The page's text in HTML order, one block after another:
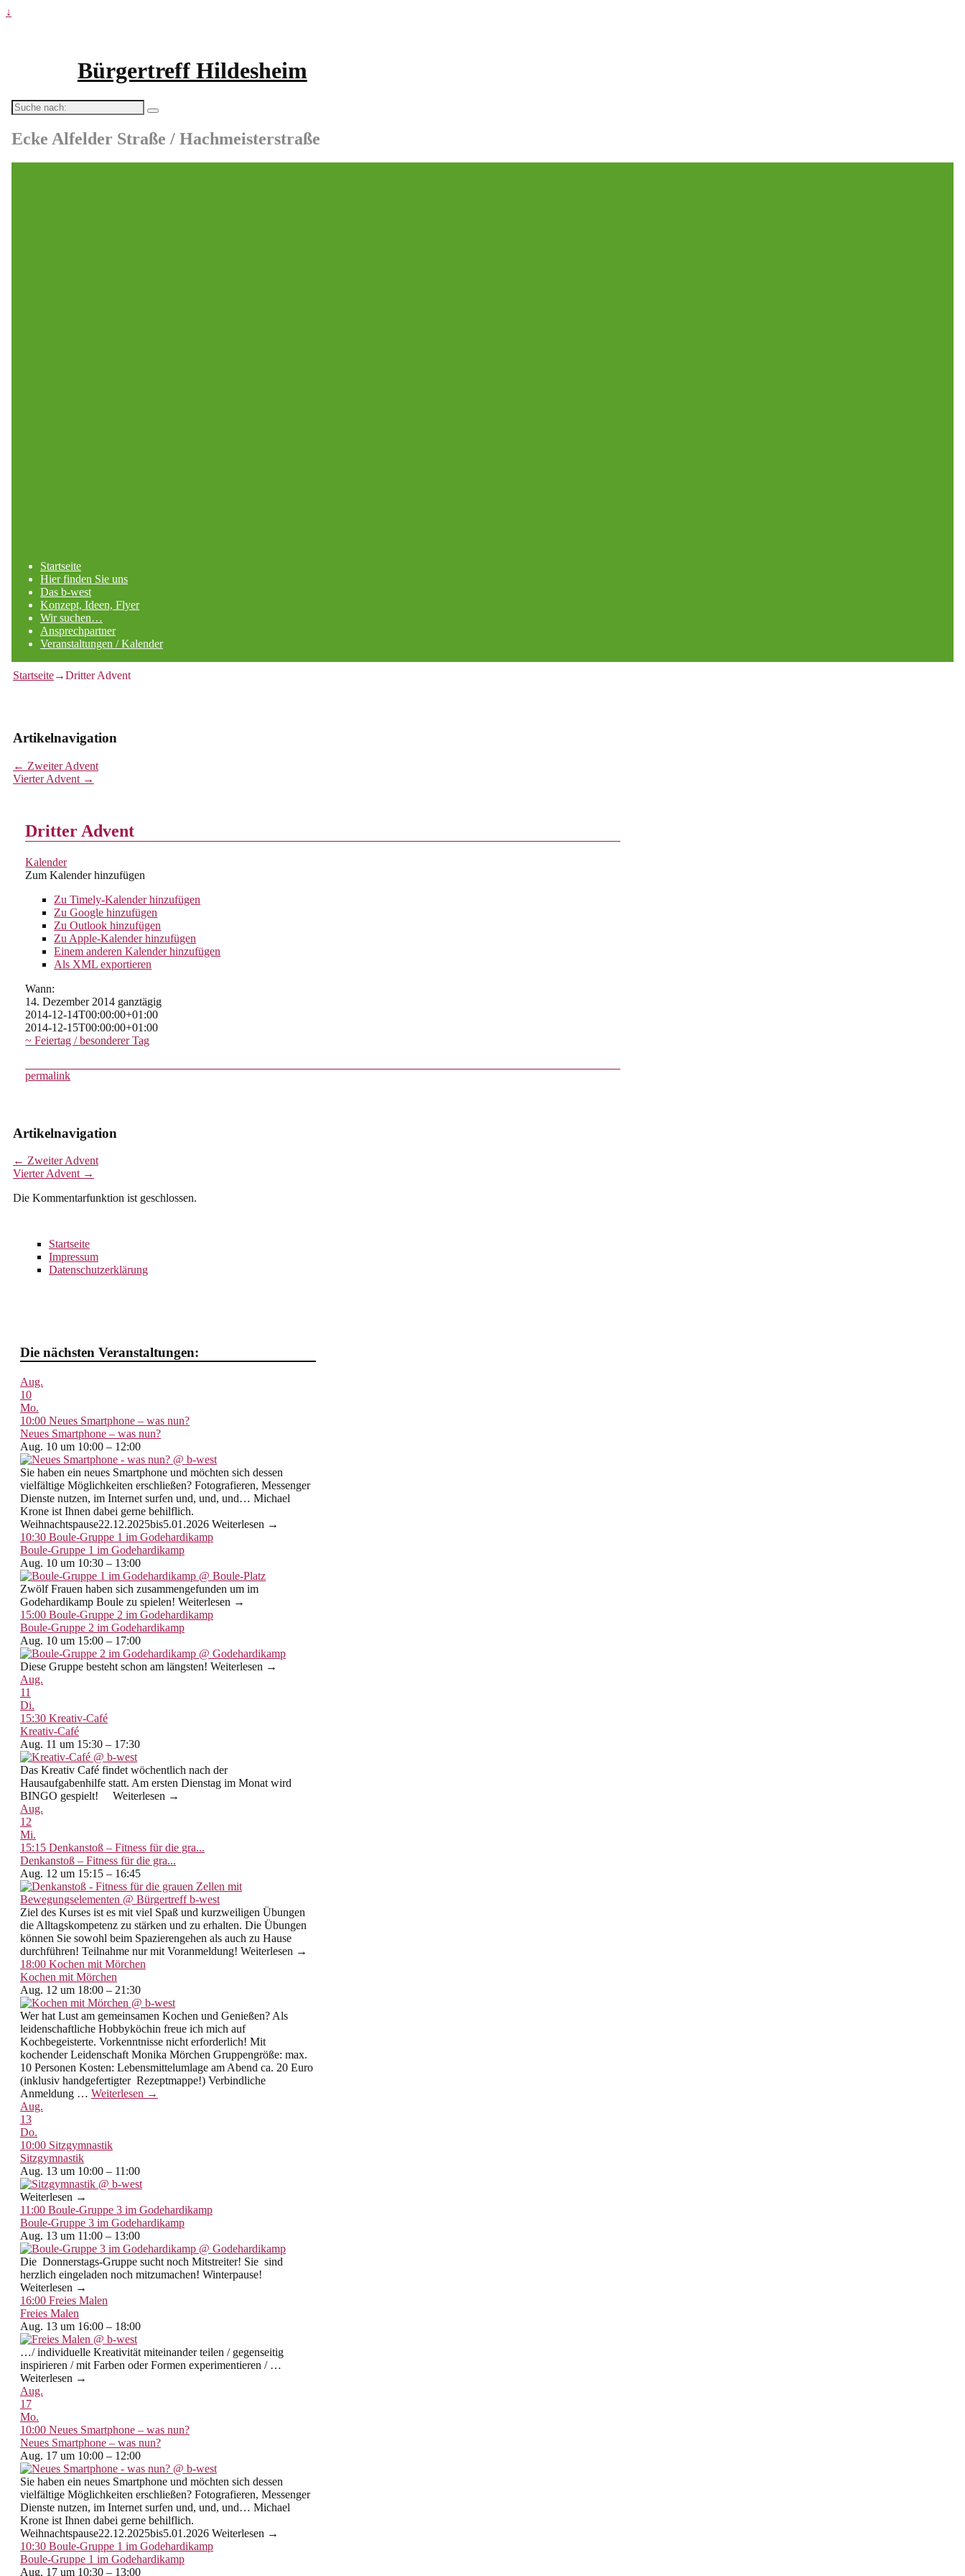
↓
Bürgertreff Hildesheim
Suche
nach:
Ecke Alfelder Straße / Hachmeisterstraße
Startseite
Hier finden Sie uns
Das b-west
Konzept, Ideen, Flyer
Wir suchen…
Ansprechpartner
Veranstaltungen / Kalender
Startseite→Dritter Advent
Artikelnavigation
← Zweiter Advent
Vierter Advent →
Dritter Advent
Kalender
Zum Kalender hinzufügen
Zu Timely-Kalender hinzufügen
Zu Google hinzufügen
Zu Outlook hinzufügen
Zu Apple-Kalender hinzufügen
Einem anderen Kalender hinzufügen
Als XML exportieren
Wann:
14. Dezember 2014 ganztägig
2014-12-14T00:00:00+01:00
2014-12-15T00:00:00+01:00
~ Feiertag / besonderer Tag
permalink
Artikelnavigation
← Zweiter Advent
Vierter Advent →
Die Kommentarfunktion ist geschlossen.
Startseite
Impressum
Datenschutzerklärung
Die nächsten Veranstaltungen:
Aug.
10
Mo.
10:00 Neues Smartphone – was nun?
Neues Smartphone – was nun?
Aug. 10 um 10:00 – 12:00
Sie haben ein neues Smartphone und möchten sich dessen
vielfältige Möglichkeiten erschließen? Fotografieren, Messenger
Dienste nutzen, im Internet surfen und, und, und… Michael
Krone ist Ihnen dabei gerne behilflich.
Weihnachtspause22.12.2025bis5.01.2026 Weiterlesen →
10:30 Boule-Gruppe 1 im Godehardikamp
Boule-Gruppe 1 im Godehardikamp
Aug. 10 um 10:30 – 13:00
Zwölf Frauen haben sich zusammengefunden um im
Godehardikamp Boule zu spielen! Weiterlesen →
15:00 Boule-Gruppe 2 im Godehardikamp
Boule-Gruppe 2 im Godehardikamp
Aug. 10 um 15:00 – 17:00
Diese Gruppe besteht schon am längsten! Weiterlesen →
Aug.
11
Di.
15:30 Kreativ-Café
Kreativ-Café
Aug. 11 um 15:30 – 17:30
Das Kreativ Café findet wöchentlich nach der
Hausaufgabenhilfe statt. Am ersten Dienstag im Monat wird
BINGO gespielt! Weiterlesen →
Aug.
12
Mi.
15:15 Denkanstoß – Fitness für die gra...
Denkanstoß – Fitness für die gra...
Aug. 12 um 15:15 – 16:45
Ziel des Kurses ist es mit viel Spaß und kurzweiligen Übungen
die Alltagskompetenz zu stärken und zu erhalten. Die Übungen
können Sie sowohl beim Spazierengehen als auch zu Hause
durchführen! Teilnahme nur mit Voranmeldung! Weiterlesen →
18:00 Kochen mit Mörchen
Kochen mit Mörchen
Aug. 12 um 18:00 – 21:30
Wer hat Lust am gemeinsamen Kochen und Genießen? Als
leidenschaftliche Hobbyköchin freue ich mich auf
Kochbegeisterte. Vorkenntnisse nicht erforderlich! Mit
kochender Leidenschaft Monika Mörchen Gruppengröße: max.
10 Personen Kosten: Lebensmittelumlage am Abend ca. 20 Euro
(inklusiv handgefertigter Rezeptmappe!) Verbindliche
Anmeldung … Weiterlesen →
Aug.
13
Do.
10:00 Sitzgymnastik
Sitzgymnastik
Aug. 13 um 10:00 – 11:00
Weiterlesen →
11:00 Boule-Gruppe 3 im Godehardikamp
Boule-Gruppe 3 im Godehardikamp
Aug. 13 um 11:00 – 13:00
Die Donnerstags-Gruppe sucht noch Mitstreiter! Sie sind
herzlich eingeladen noch mitzumachen! Winterpause!
Weiterlesen →
16:00 Freies Malen
Freies Malen
Aug. 13 um 16:00 – 18:00
…/ individuelle Kreativität miteinander teilen / gegenseitig
inspirieren / mit Farben oder Formen experimentieren / …
Weiterlesen →
Aug.
17
Mo.
10:00 Neues Smartphone – was nun?
Neues Smartphone – was nun?
Aug. 17 um 10:00 – 12:00
Sie haben ein neues Smartphone und möchten sich dessen
vielfältige Möglichkeiten erschließen? Fotografieren, Messenger
Dienste nutzen, im Internet surfen und, und, und… Michael
Krone ist Ihnen dabei gerne behilflich.
Weihnachtspause22.12.2025bis5.01.2026 Weiterlesen →
10:30 Boule-Gruppe 1 im Godehardikamp
Boule-Gruppe 1 im Godehardikamp
Aug. 17 um 10:30 – 13:00